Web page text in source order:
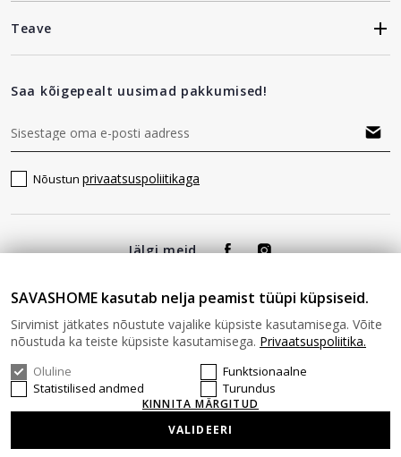
Teave
Saa kõigepealt uusimad pakkumised!
Nõustun privaatsuspoliitikaga
Jälgi meid
© 2026 SAVAS HOME Kõik õigused kaitstud.
SAVASHOME kasutab nelja peamist tüüpi küpsiseid.
Sirvimist jätkates nõustute vajalike küpsiste kasutamisega. Võite
nõustuda ka teiste küpsiste kasutamisega. Privaatsuspoliitika.
Oluline
Funktsionaalne
Statistilised andmed
Turundus
KINNITA MÄRGITUD
VALIDEERI